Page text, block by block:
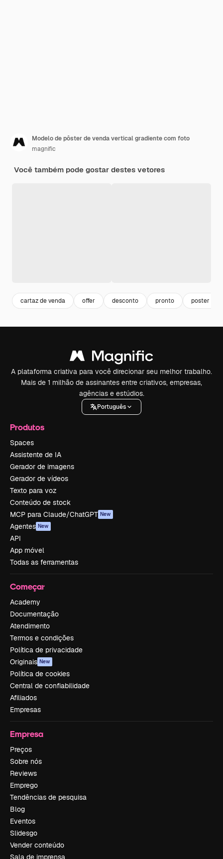
Modelo de pôster de venda vertical gradiente com foto
magnific
Você também pode gostar destes vetores
cartaz de venda offer desconto pronto poster
A plataforma criativa para você direcionar seu melhor trabalho.
Mais de 1 milhão de assinantes entre criativos, empresas,
agências e estúdios.
Português
Produtos
Spaces
Assistente de IA
Gerador de imagens
Gerador de vídeos
Texto para voz
Conteúdo de stock
MCP para Claude/ChatGPT New
Agentes New
API
App móvel
Todas as ferramentas
Começar
Academy
Documentação
Atendimento
Termos e condições
Política de privacidade
Originais New
Política de cookies
Central de confiabilidade
Afiliados
Empresas
Empresa
Preços
Sobre nós
Reviews
Emprego
Tendências de pesquisa
Blog
Eventos
Slidesgo
Vender conteúdo
Sala de imprensa